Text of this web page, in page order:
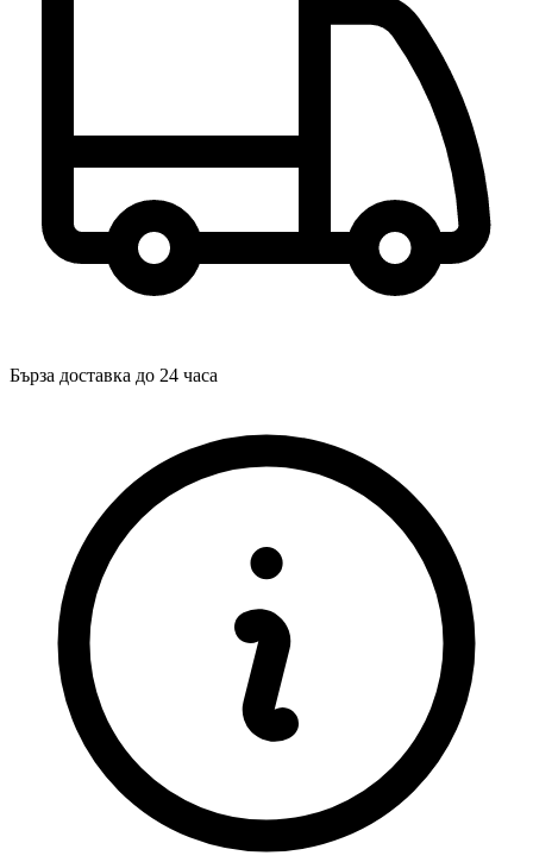
Бърза доставка до 24 часа